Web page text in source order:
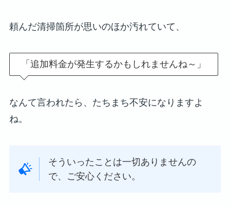
頼んだ清掃箇所が思いのほか汚れていて、
「追加料金が発生するかもしれませんね～」
なんて言われたら、たちまち不安になりますよ
ね。
そういったことは一切ありませんの
で、ご安心ください。